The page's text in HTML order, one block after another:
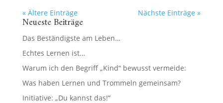
« Ältere Einträge Nächste Einträge »
Neueste Beiträge
Das Beständigste am Leben…
Echtes Lernen ist…
Warum ich den Begriff „Kind“ bewusst vermeide:
Was haben Lernen und Trommeln gemeinsam?
Initiative: „Du kannst das!“